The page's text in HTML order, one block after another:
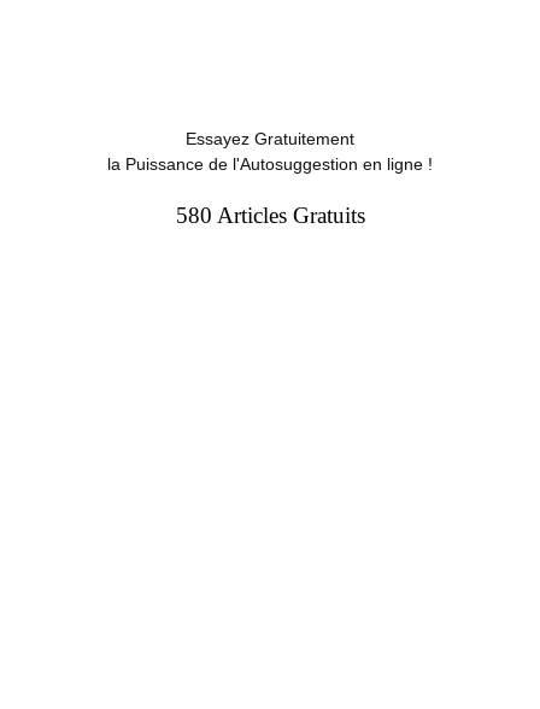
Essayez Gratuitement
la Puissance de l'Autosuggestion en ligne !
580 Articles Gratuits